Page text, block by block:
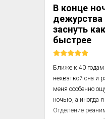
В конце
заснуть
быстрее
Ближе к 40
нехваткой сна и
меня особенно
ночью, а иногда
Отделение